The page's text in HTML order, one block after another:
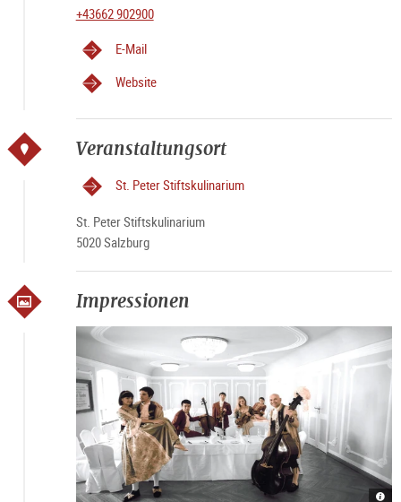
+43662 902900
E-Mail
Website
Veranstaltungsort
St. Peter Stiftskulinarium
St. Peter Stiftskulinarium
5020 Salzburg
Impressionen